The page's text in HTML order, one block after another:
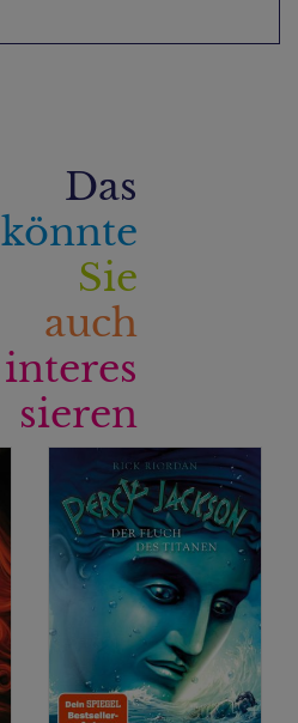
Das
könnte
Sie
auch
interes
sieren